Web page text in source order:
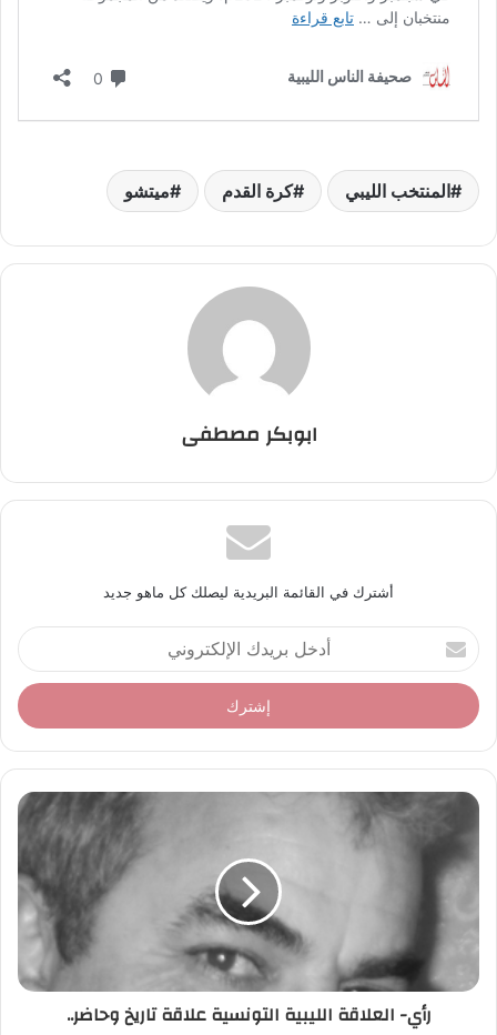
المنتخب الليبي كرة القدم ميتشو
ابوبكر مصطفى
أشترك في القائمة البريدية ليصلك كل ماهو جديد
أ
د
خ
ل
ر
د
ر
رأي- العلاقة الليبية التونسية علاقة تاريخ وحاضر..